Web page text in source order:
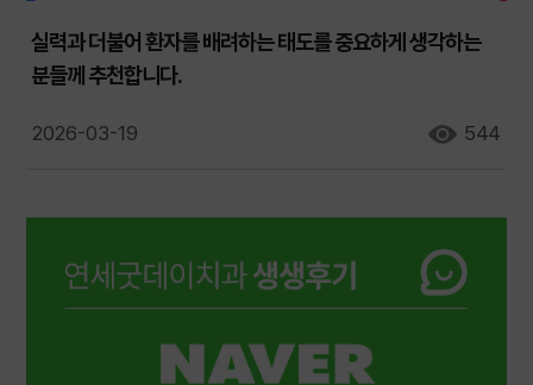
실력과 더불어 환자를 배려하는 태도를 중요하게 생각하는
분들께 추천합니다.
2026-03-19 544